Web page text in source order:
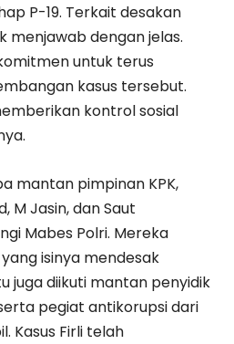
P-19. Terkait desakan
menjawab dengan jelas.
untuk terus
kasus tersebut.
kontrol sosial
mantan pimpinan KPK,
M Jasin, dan Saut
Mabes Polri. Mereka
isinya mendesak
juga diikuti mantan penyidik
pegiat antikorupsi dari
Kasus Firli telah